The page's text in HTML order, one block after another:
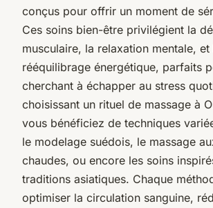
conçus pour offrir un moment de
Ces soins bien-être privilégient la
musculaire, la relaxation mentale, et
rééquilibrage énergétique, parfaits
cherchant à échapper au stress
choisissant un rituel de massage à
vous bénéficiez de techniques
le modelage suédois, le massage
chaudes, ou encore les soins
traditions asiatiques. Chaque
optimiser la circulation sanguine,